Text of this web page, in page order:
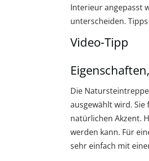
Interieur angepasst
unterscheiden.
Video-Tipp
Die
ausgewählt wird.
natürlichen Akzent.
werden kann. Für
sehr einfach mit